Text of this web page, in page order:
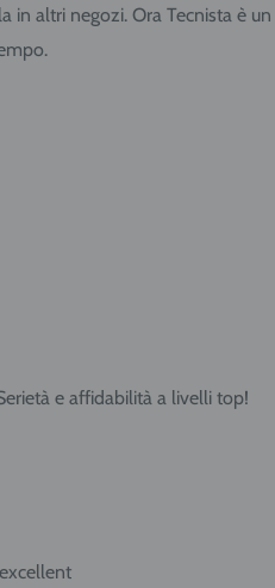
in altri negozi. Ora Tecnista è un
e affidabilità a livelli top!